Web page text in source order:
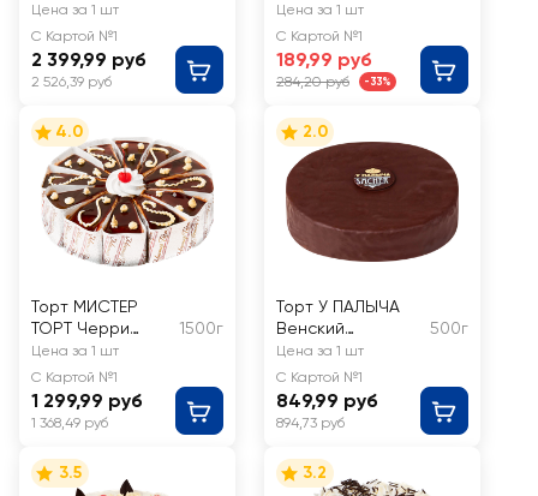
Цена за 1 шт
С Картой №1
2 399,99 руб
2 526,39 руб
Цена за 1 шт
С Картой №1
189,99 руб
284,20 руб -33%
4.0
Торт МИСТЕР
ТОРТ Черри
вишневый
1500г
Цена за 1 шт
С Картой №1
1 299,99 руб
1 368,49 руб
2.0
Торт У ПАЛЫЧА
Венский
шоколадный
500г
Цена за 1 шт
С Картой №1
849,99 руб
894,73 руб
3.5 3.2